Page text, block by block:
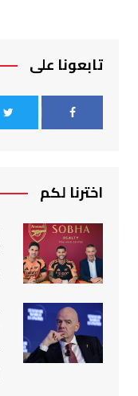
تابعونا على
اخترنا لكم